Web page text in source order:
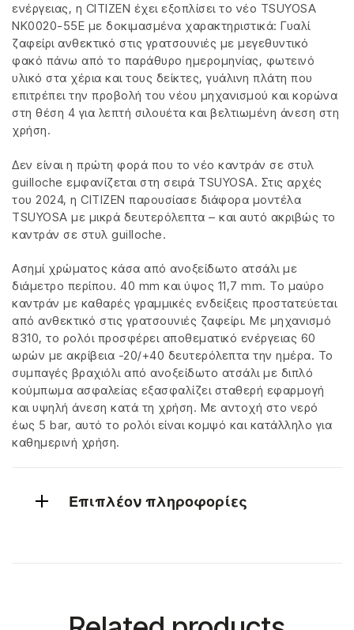
ενέργειας, η CITIZEN έχει εξοπλίσει το νέο TSUYOSA
NK0020-55E με δοκιμασμένα χαρακτηριστικά: Γυαλί
ζαφείρι ανθεκτικό στις γρατσουνιές με μεγεθυντικό
φακό πάνω από το παράθυρο ημερομηνίας, φωτεινό
υλικό στα χέρια και τους δείκτες, γυάλινη πλάτη που
επιτρέπει την προβολή του νέου μηχανισμού και κορώνα
στη θέση 4 για λεπτή σιλουέτα και βελτιωμένη άνεση στη
χρήση.
Δεν είναι η πρώτη φορά που το νέο καντράν σε στυλ
guilloche εμφανίζεται στη σειρά TSUYOSA. Στις αρχές
του 2024, η CITIZEN παρουσίασε διάφορα μοντέλα
TSUYOSA με μικρά δευτερόλεπτα – και αυτό ακριβώς το
καντράν σε στυλ guilloche.
Ασημί χρώματος κάσα από ανοξείδωτο ατσάλι με
διάμετρο περίπου. 40 mm και ύψος 11,7 mm. Το μαύρο
καντράν με καθαρές γραμμικές ενδείξεις προστατεύεται
από ανθεκτικό στις γρατσουνιές ζαφείρι. Με μηχανισμό
8310, το ρολόι προσφέρει αποθεματικό ενέργειας 60
ωρών με ακρίβεια -20/+40 δευτερόλεπτα την ημέρα. Το
συμπαγές βραχιόλι από ανοξείδωτο ατσάλι με διπλό
κούμπωμα ασφαλείας εξασφαλίζει σταθερή εφαρμογή
και υψηλή άνεση κατά τη χρήση. Με αντοχή στο νερό
έως 5 bar, αυτό το ρολόι είναι κομψό και κατάλληλο για
καθημερινή χρήση.
Επιπλέον πληροφορίες